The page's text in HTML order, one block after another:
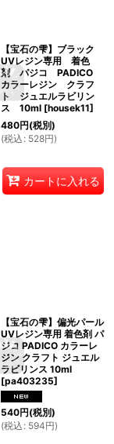
【宝石の雫】ブラック
UVレジン専用 着色
剤 パジコ PADICO
カラーレジン クラフ
ト ジュエルラビリン
ス 10ml [housek11]
480円(税別)
(税込 : 528円)
カートに入れる
【宝石の雫】偏光パール
UVレジン専用 着色剤 パ
ジコ PADICO カラーレ
ジン クラフト ジュエル
ラビリンス 10ml
[pa403235]
540円(税別)
(税込 : 594円)